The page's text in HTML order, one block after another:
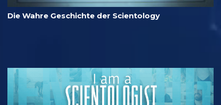
Die Wahre Geschichte der Scientology